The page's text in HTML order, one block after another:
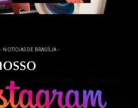
- NOTÍCIAS DE BRASÍLIA -